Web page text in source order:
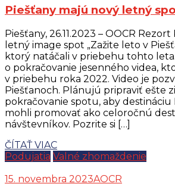
Piešťany majú nový letný
Piešťany, 26.11.2023 – OOCR
letný image spot „Zažite leto v
ktorý natáčali v priebehu tohto
o pokračovanie jesenného videa,
v priebehu roka 2022. Video je
Piešťanoch. Plánujú pripraviť ešte
pokračovanie spotu, aby destináciu
mohli promovať ako celoročnú
návštevníkov. Pozrite si […]
ČÍTAŤ VIAC
Podujatia Valné zhomaždenie
15. novembra 2023AOCR